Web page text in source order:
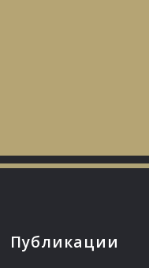
Публикации